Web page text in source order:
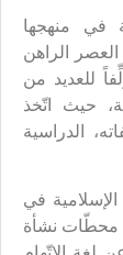
في منهجها
الراهن
للعديد من
حيث اتّخذ
الدراسية
في
محطّات نشأة